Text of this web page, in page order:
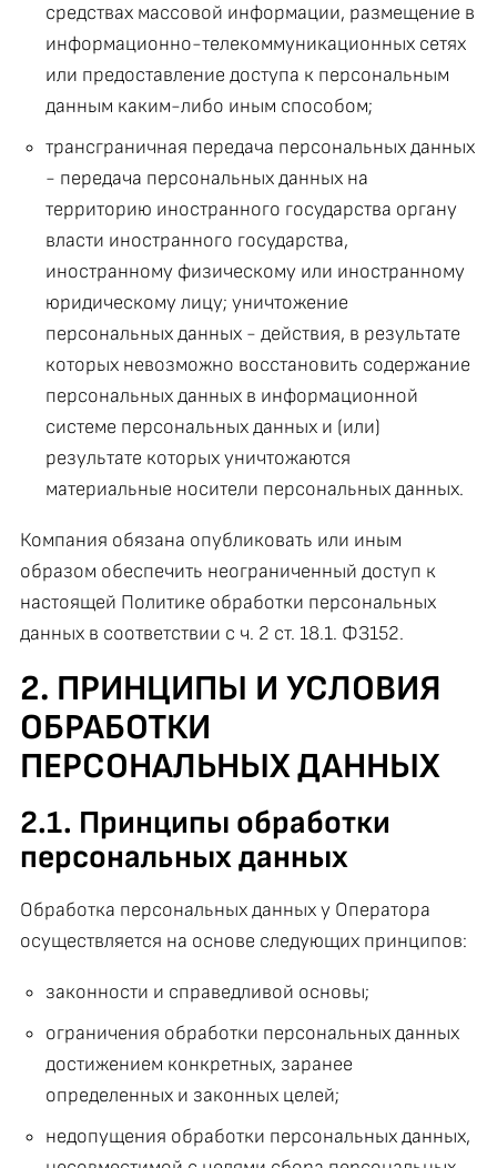
средствах массовой информации, размещение в
информационно-телекоммуникационных сетях
или предоставление доступа к персональным
данным каким-либо иным способом;
трансграничная передача персональных данных
- передача персональных данных на
территорию иностранного государства органу
власти иностранного государства,
иностранному физическому или иностранному
юридическому лицу; уничтожение
персональных данных - действия, в результате
которых невозможно восстановить содержание
персональных данных в информационной
системе персональных данных и (или)
результате которых уничтожаются
материальные носители персональных данных.
Компания обязана опубликовать или иным
образом обеспечить неограниченный доступ к
настоящей Политике обработки персональных
данных в соответствии с ч. 2 ст. 18.1. ФЗ152.
2. ПРИНЦИПЫ И УСЛОВИЯ
ОБРАБОТКИ
ПЕРСОНАЛЬНЫХ ДАННЫХ
2.1. Принципы обработки
персональных данных
Обработка персональных данных у Оператора
осуществляется на основе следующих принципов:
законности и справедливой основы;
ограничения обработки персональных данных
достижением конкретных, заранее
определенных и законных целей;
недопущения обработки персональных данных,